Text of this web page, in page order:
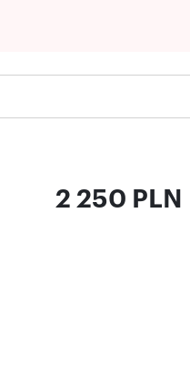
2 250 PLN